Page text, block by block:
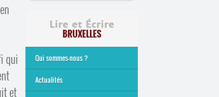
qui
et
Lire et Écrire
BRUXELLES
Qui sommes-nous ?
Analphabétisme et illettrisme
L’alphabétisation populaire
Le mouvement Lire et Écrire
Nos missions
... Tous les articles
Actualités